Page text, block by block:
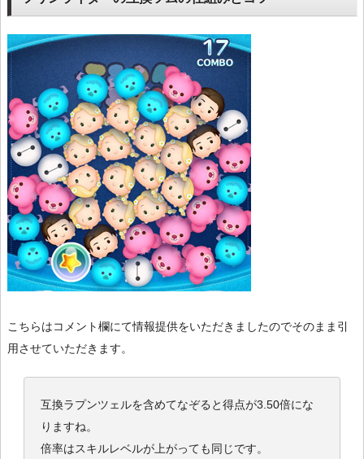
こちらはコメント欄にて情報提供をいただきましたのでそのまま引
用させていただきます。
互換ラプンツェルを含めてなぞると得点が3.50倍にな
りますね。
倍率はスキルレベルが上がっても同じです。